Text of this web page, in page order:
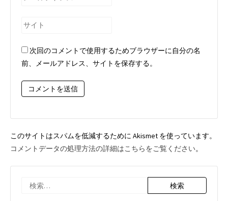
ル
ド
レ
*
サ
ト 次回のコメントで使用するためブラウザーに自分の名
前、メールアドレス、サイトを保存する。
このサイトはスパムを低減するために Akismet を使っています。
コメントデータの処理方法の詳細はこちらをご覧ください。
索: